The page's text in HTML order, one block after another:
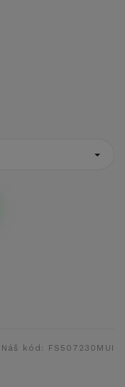
Náš kód: FS507230MUI